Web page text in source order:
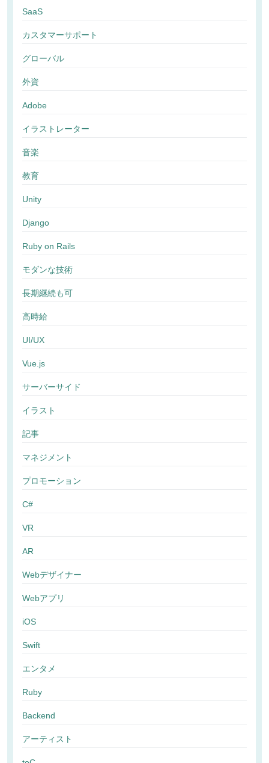
SaaS
カスタマーサポート
グローバル
外資
Adobe
イラストレーター
音楽
教育
Unity
Django
Ruby on Rails
モダンな技術
長期継続も可
高時給
UI/UX
Vue.js
サーバーサイド
イラスト
記事
マネジメント
プロモーション
C#
VR
AR
Webデザイナー
Webアプリ
iOS
Swift
エンタメ
Ruby
Backend
アーティスト